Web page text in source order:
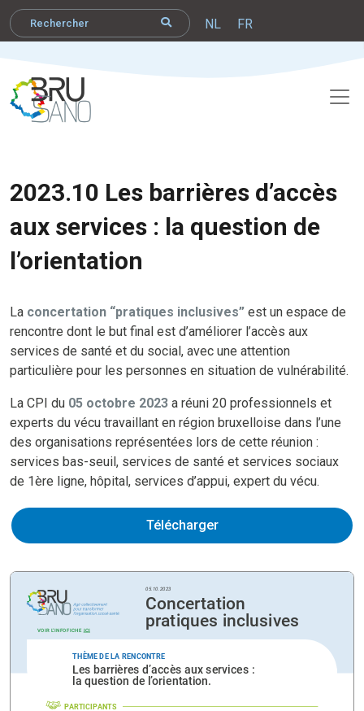
NL FR
2023.10 Les barrières d’accès
aux services : la question de
l’orientation
La concertation “pratiques inclusives” est un espace de
rencontre dont le but final est d’améliorer l’accès aux
services de santé et du social, avec une attention
particulière pour les personnes en situation de vulnérabilité.
La CPI du 05 octobre 2023 a réuni 20 professionnels et
experts du vécu travaillant en région bruxelloise dans l’une
des organisations représentées lors de cette réunion :
services bas-seuil, services de santé et services sociaux
de 1ère ligne, hôpital, services d’appui, expert du vécu.
Télécharger